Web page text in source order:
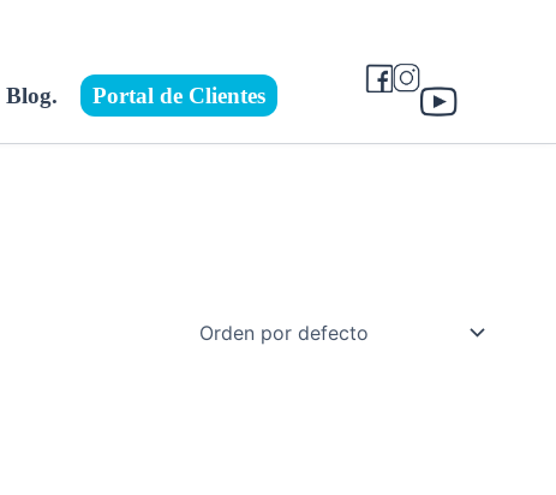
Blog. Portal de Clientes